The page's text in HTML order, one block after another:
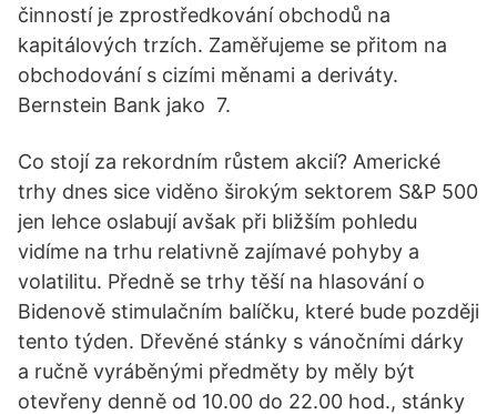
činností je zprostředkování obchodů na
kapitálových trzích. Zaměřujeme se přitom na
obchodování s cizími měnami a deriváty.
Bernstein Bank jako 7.
Co stojí za rekordním růstem akcií? Americké
trhy dnes sice viděno širokým sektorem S&P 500
jen lehce oslabují avšak při bližším pohledu
vidíme na trhu relativně zajímavé pohyby a
volatilitu. Předně se trhy těší na hlasování o
Bidenově stimulačním balíčku, které bude později
tento týden. Dřevěné stánky s vánočními dárky
a ručně vyráběnými předměty by měly být
otevřeny denně od 10.00 do 22.00 hod., stánky